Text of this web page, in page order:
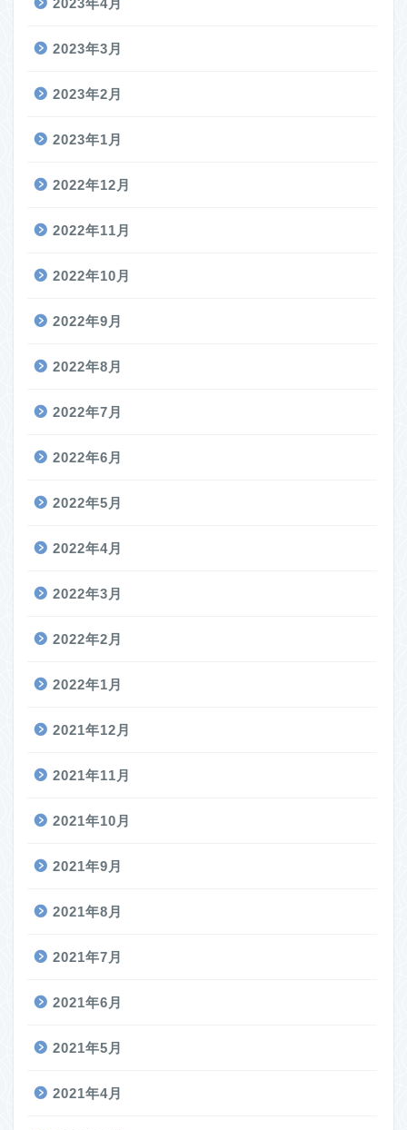
2023年4月
2023年3月
2023年2月
2023年1月
2022年12月
2022年11月
2022年10月
2022年9月
2022年8月
2022年7月
2022年6月
2022年5月
2022年4月
2022年3月
2022年2月
2022年1月
2021年12月
2021年11月
2021年10月
2021年9月
2021年8月
2021年7月
2021年6月
2021年5月
2021年4月